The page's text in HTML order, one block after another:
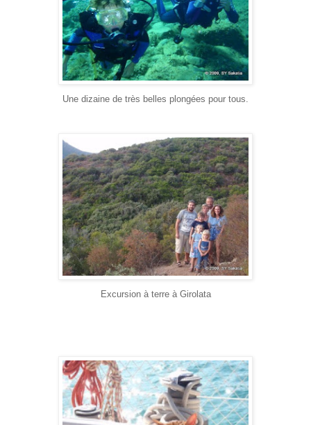
Une dizaine de très belles plongées pour tous.
Excursion à terre à Girolata